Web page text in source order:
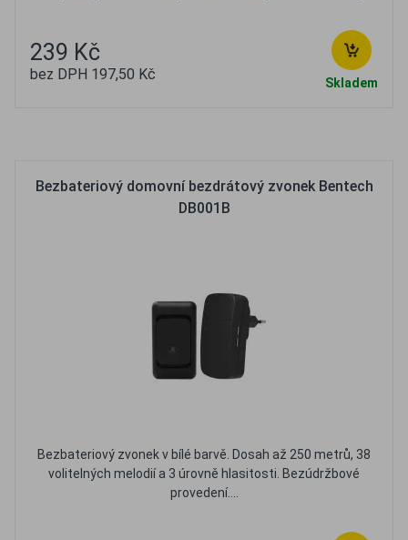
239 Kč
bez DPH 197,50 Kč Skladem
Bezbateriový domovní bezdrátový zvonek Bentech
DB001B
Bezbateriový zvonek v bílé barvě. Dosah až 250 metrů, 38
volitelných melodií a 3 úrovně hlasitosti. Bezúdržbové
provedení....